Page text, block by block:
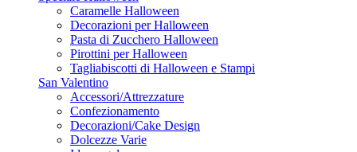
Caramelle Halloween
Decorazioni per Halloween
Pasta di Zucchero Halloween
Pirottini per Halloween
Tagliabiscotti di Halloween e Stampi
San Valentino
Accessori/Attrezzature
Confezionamento
Decorazioni/Cake Design
Dolcezze Varie